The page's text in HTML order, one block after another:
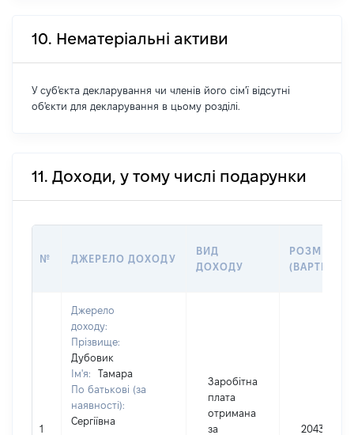
10. Нематеріальні активи
У суб'єкта декларування чи членів його сім'ї відсутні
об'єкти для декларування в цьому розділі.
11. Доходи, у тому числі подарунки
№ ДЖЕРЕЛО ДОХОДУ
ВИД
ДОХОДУ
РОЗМІР
(ВАРТІСТЬ)
1
Джерело
доходу:
Прізвище:
Дубовик
Ім'я:
Тамара
По батькові (за
наявності):
Сергіївна
Заробітна
плата
отримана
за
204308